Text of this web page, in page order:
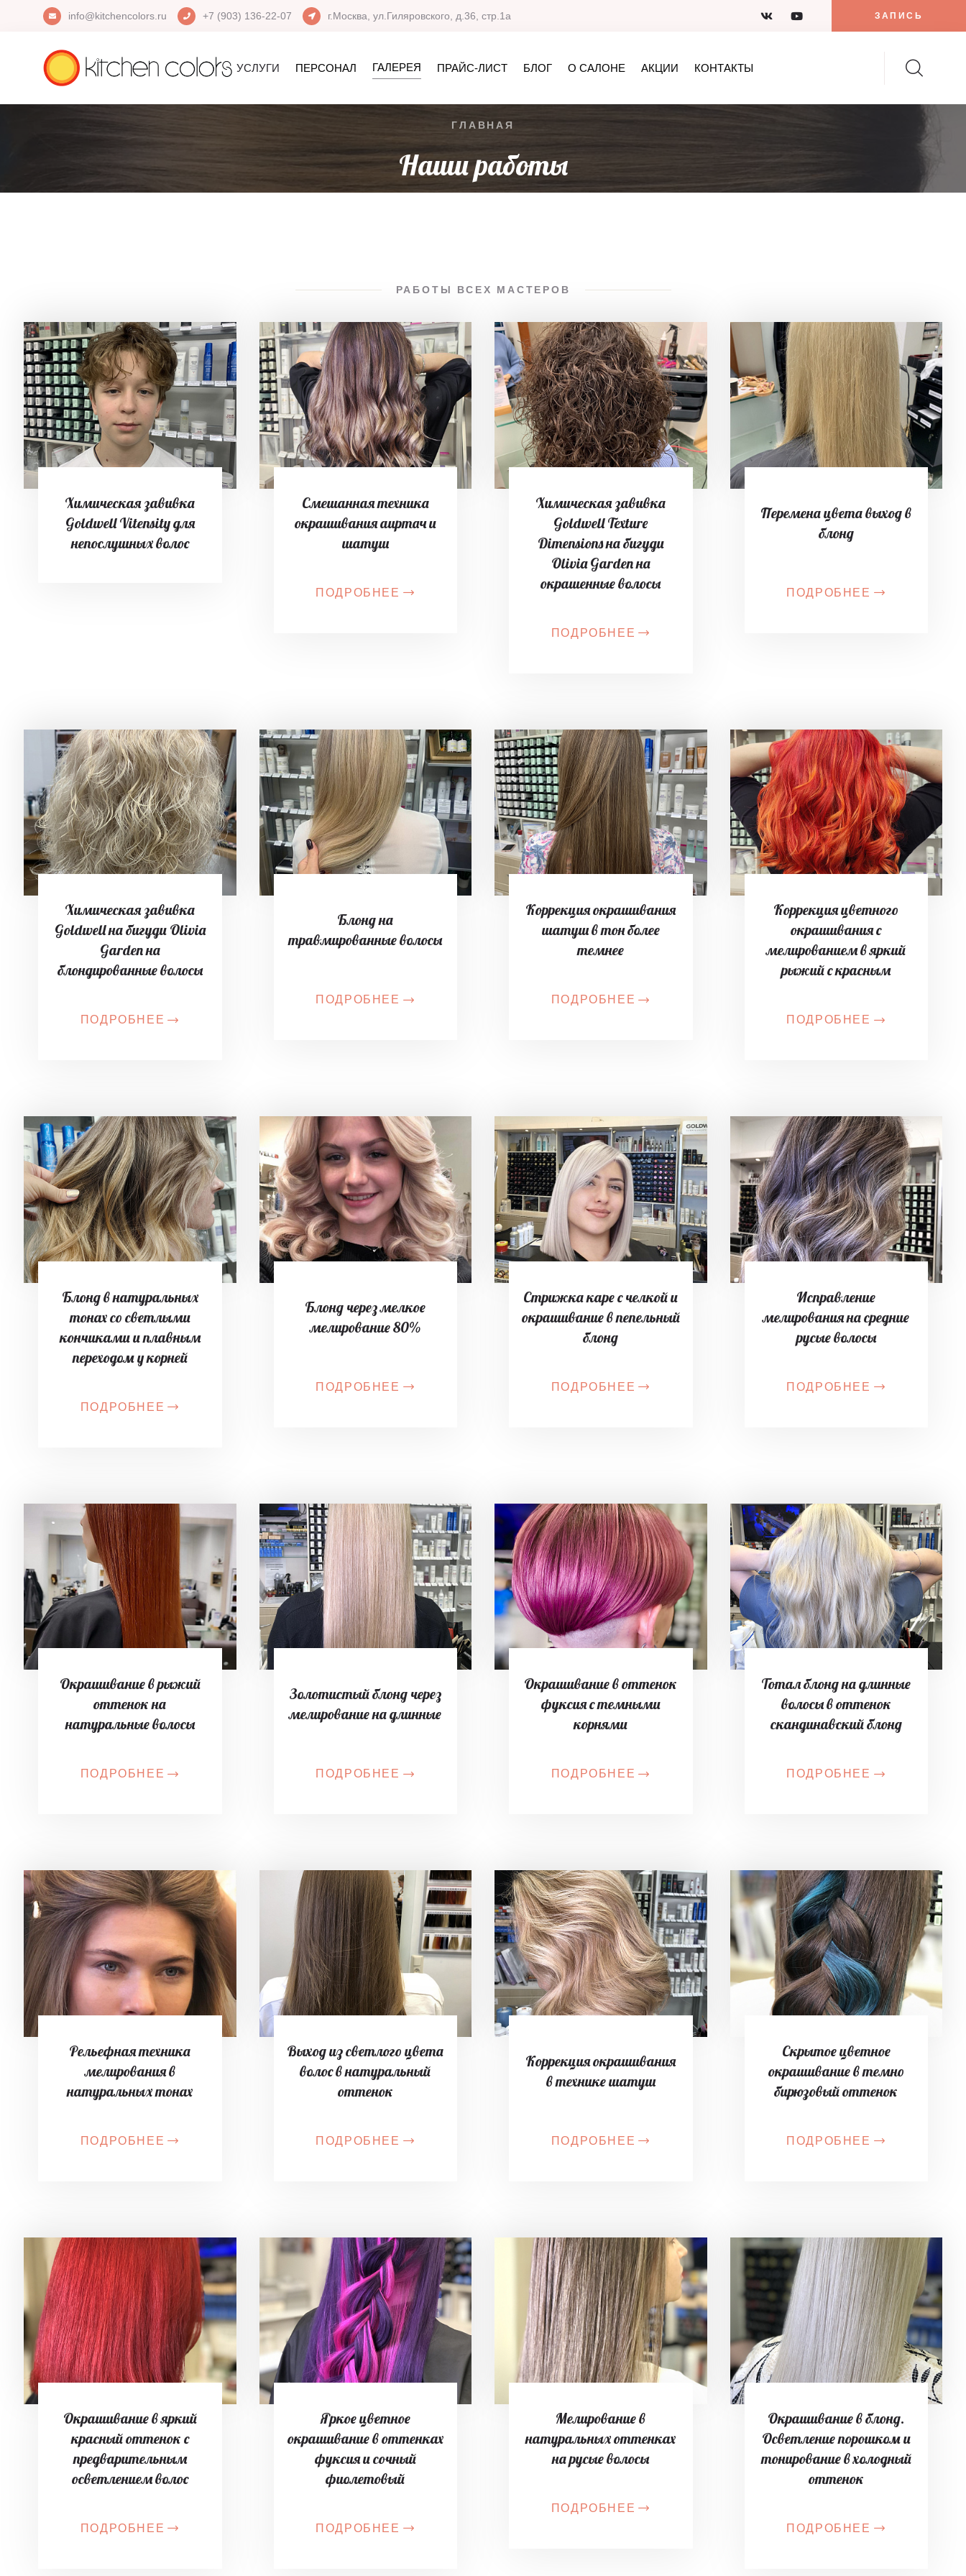
info@kitchencolors.ru +7 (903) 136-22-07 г.Москва, ул.Гиляровского, д.36, стр.1а ЗАПИСЬ
УСЛУГИ ПЕРСОНАЛ ГАЛЕРЕЯ ПРАЙС-ЛИСТ БЛОГ О САЛОНЕ АКЦИИ КОНТАКТЫ
ГЛАВНАЯ
Наши работы
РАБОТЫ ВСЕХ МАСТЕРОВ
Химическая завивка
Goldwell Vitensity для
непослушных волос
Смешанная техника
окрашивания аиртач и
шатуш
ПОДРОБНЕЕ
Химическая завивка
Goldwell Texture
Dimensions на бигуди
Olivia Garden на
окрашенные волосы
ПОДРОБНЕЕ
Перемена цвета выход в
блонд
ПОДРОБНЕЕ
Химическая завивка
Goldwell на бигуди Olivia
Garden на
блондированные волосы
ПОДРОБНЕЕ
Блонд на
травмированные волосы
ПОДРОБНЕЕ
Коррекция окрашивания
шатуш в тон более
темнее
ПОДРОБНЕЕ
Коррекция цветного
окрашивания с
мелированием в яркий
рыжий с красным
ПОДРОБНЕЕ
Блонд в натуральных
тонах со светлыми
кончиками и плавным
переходом у корней
ПОДРОБНЕЕ
Блонд через мелкое
мелирование 80%
ПОДРОБНЕЕ
Стрижка каре с челкой и
окрашивание в пепельный
блонд
ПОДРОБНЕЕ
Исправление
мелирования на средние
русые волосы
ПОДРОБНЕЕ
Окрашивание в рыжий
оттенок на
натуральные волосы
ПОДРОБНЕЕ
Золотистый блонд через
мелирование на длинные
ПОДРОБНЕЕ
Окрашивание в оттенок
фуксия с темными
корнями
ПОДРОБНЕЕ
Тотал блонд на длинные
волосы в оттенок
скандинавский блонд
ПОДРОБНЕЕ
Рельефная техника
мелирования в
натуральных тонах
ПОДРОБНЕЕ
Выход из светлого цвета
волос в натуральный
оттенок
ПОДРОБНЕЕ
Коррекция окрашивания
в технике шатуш
ПОДРОБНЕЕ
Скрытое цветное
окрашивание в темно
бирюзовый оттенок
ПОДРОБНЕЕ
Окрашивание в яркий
красный оттенок с
предварительным
осветлением волос
ПОДРОБНЕЕ
Яркое цветное
окрашивание в оттенках
фуксия и сочный
фиолетовый
ПОДРОБНЕЕ
Мелирование в
натуральных оттенках
на русые волосы
ПОДРОБНЕЕ
Окрашивание в блонд.
Осветление порошком и
тонирование в холодный
оттенок
ПОДРОБНЕЕ